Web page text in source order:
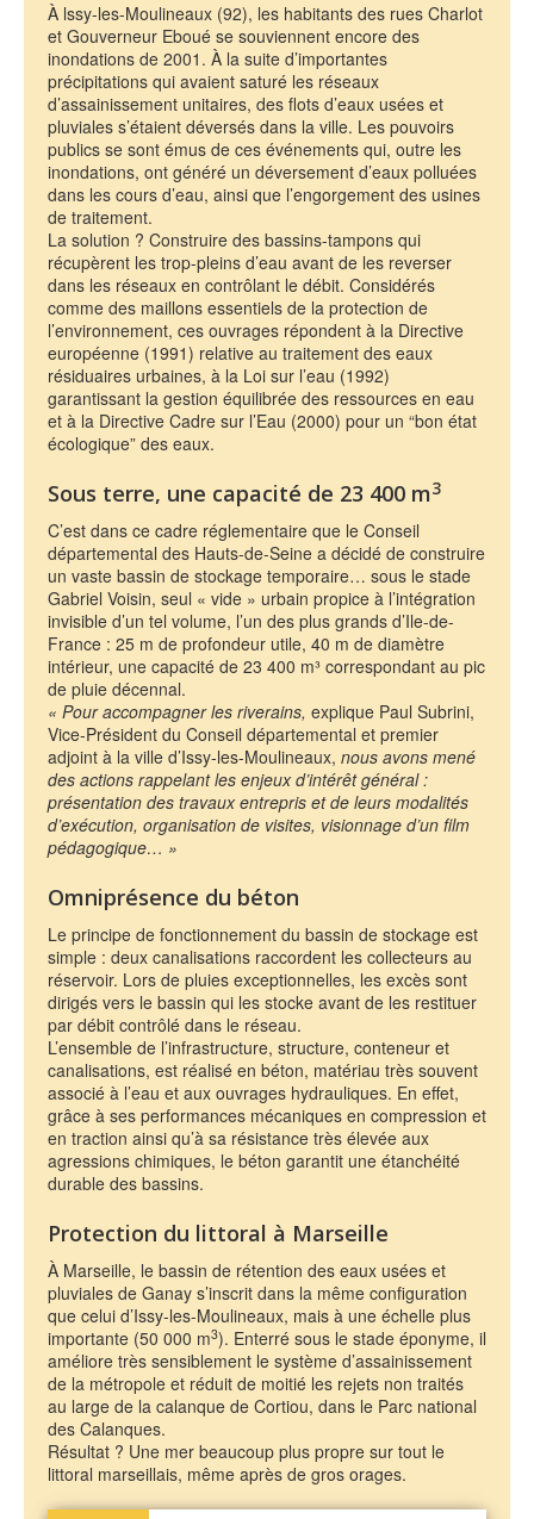
À lssy-les-Moulineaux (92), les habitants des rues Charlot
et Gouverneur Eboué se souviennent encore des
inondations de 2001. À la suite d’importantes
précipitations qui avaient saturé les réseaux
d’assainissement unitaires, des flots d’eaux usées et
pluviales s’étaient déversés dans la ville. Les pouvoirs
publics se sont émus de ces événements qui, outre les
inondations, ont généré un déversement d’eaux polluées
dans les cours d’eau, ainsi que l’engorgement des usines
de traitement.
La solution ? Construire des bassins-tampons qui
récupèrent les trop-pleins d’eau avant de les reverser
dans les réseaux en contrôlant le débit. Considérés
comme des maillons essentiels de la protection de
l’environnement, ces ouvrages répondent à la Directive
européenne (1991) relative au traitement des eaux
résiduaires urbaines, à la Loi sur l’eau (1992)
garantissant la gestion équilibrée des ressources en eau
et à la Directive Cadre sur l’Eau (2000) pour un “bon état
écologique” des eaux.
Sous terre, une capacité de 23 400 m3
C’est dans ce cadre réglementaire que le Conseil
départemental des Hauts-de-Seine a décidé de construire
un vaste bassin de stockage temporaire… sous le stade
Gabriel Voisin, seul « vide » urbain propice à l’intégration
invisible d’un tel volume, l’un des plus grands d’Ile-de-
France : 25 m de profondeur utile, 40 m de diamètre
intérieur, une capacité de 23 400 m³ correspondant au pic
de pluie décennal.
« Pour accompagner les riverains, explique Paul Subrini,
Vice-Président du Conseil départemental et premier
adjoint à la ville d’Issy-les-Moulineaux, nous avons mené
des actions rappelant les enjeux d’intérêt général :
présentation des travaux entrepris et de leurs modalités
d’exécution, organisation de visites, visionnage d’un film
pédagogique… »
Omniprésence du béton
Le principe de fonctionnement du bassin de stockage est
simple : deux canalisations raccordent les collecteurs au
réservoir. Lors de pluies exceptionnelles, les excès sont
dirigés vers le bassin qui les stocke avant de les restituer
par débit contrôlé dans le réseau.
L’ensemble de l’infrastructure, structure, conteneur et
canalisations, est réalisé en béton, matériau très souvent
associé à l’eau et aux ouvrages hydrauliques. En effet,
grâce à ses performances mécaniques en compression et
en traction ainsi qu’à sa résistance très élevée aux
agressions chimiques, le béton garantit une étanchéité
durable des bassins.
Protection du littoral à Marseille
À Marseille, le bassin de rétention des eaux usées et
pluviales de Ganay s’inscrit dans la même configuration
que celui d’Issy-les-Moulineaux, mais à une échelle plus
importante (50 000 m3). Enterré sous le stade éponyme, il
améliore très sensiblement le système d’assainissement
de la métropole et réduit de moitié les rejets non traités
au large de la calanque de Cortiou, dans le Parc national
des Calanques.
Résultat ? Une mer beaucoup plus propre sur tout le
littoral marseillais, même après de gros orages.